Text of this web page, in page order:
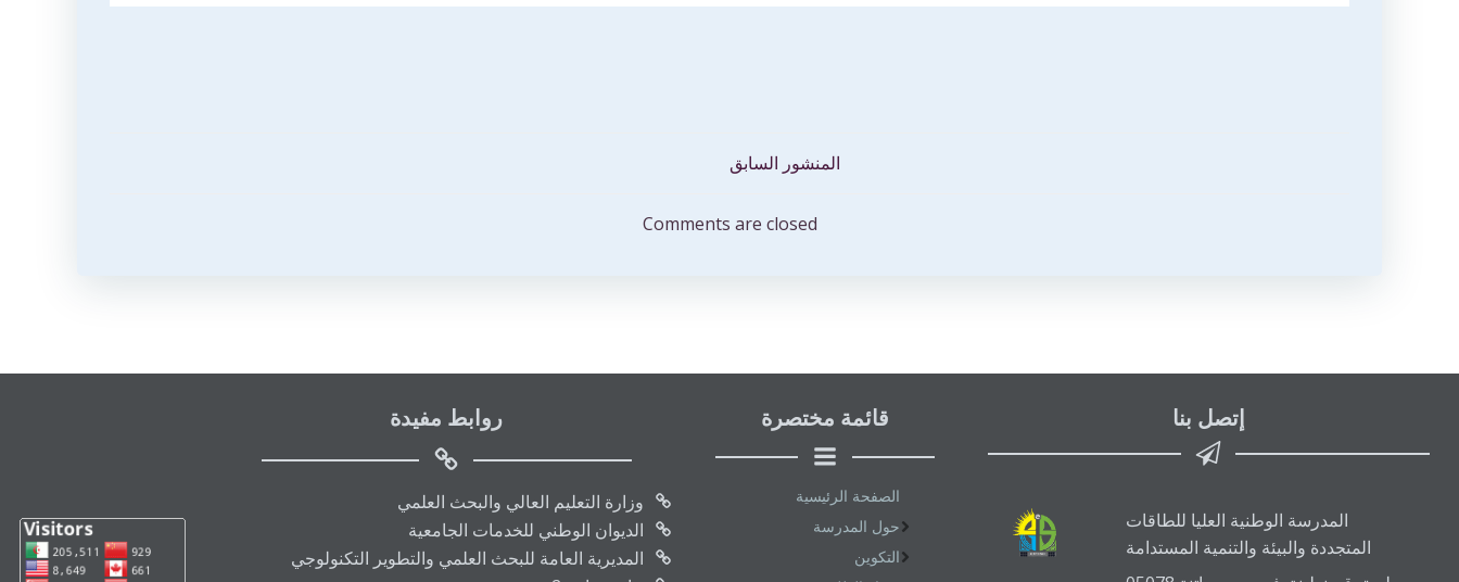
المنشور السابق
Comments are closed
إتصل بنا
المدرسة الوطنية العليا للطاقات
المتجددة والبيئة والتنمية المستدامة
قائمة مختصرة
الصفحة الرئيسية
حول المدرسة
التكوين
روابط مفيدة
وزارة التعليم العالي والبحث العلمي
الديوان الوطني للخدمات الجامعية
المديرية العامة للبحث العلمي والتطوير التكنولوجي